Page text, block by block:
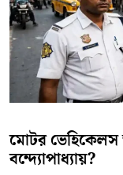
​মোটর ভেহিকেলস
বন্দ্যোপাধ্যায়?